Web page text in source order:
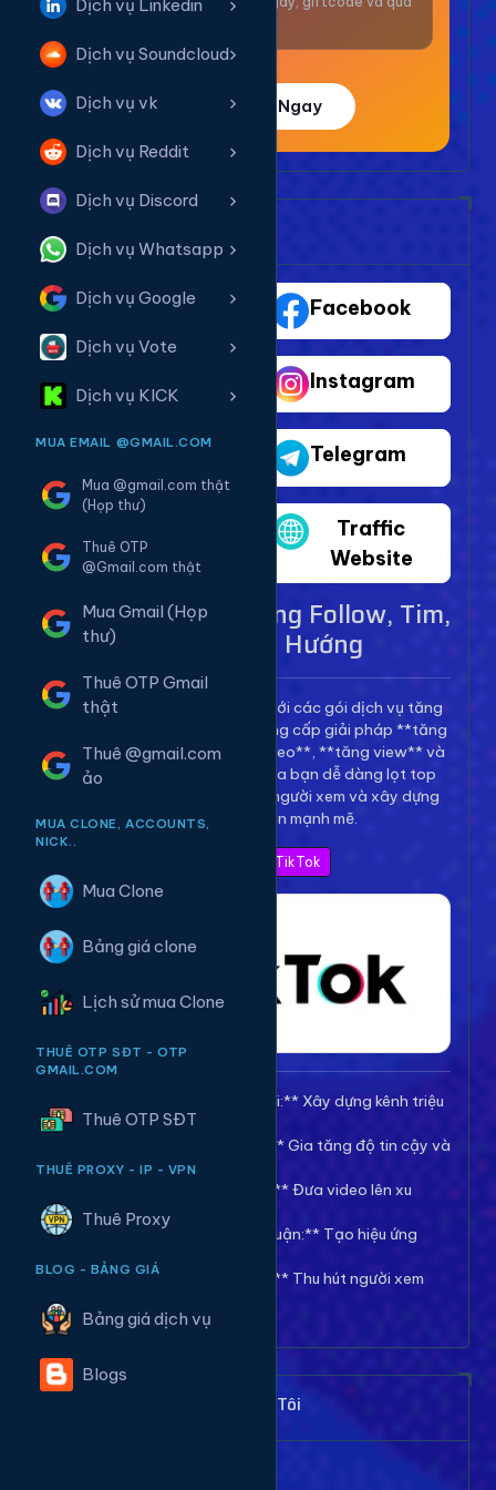
Dịch vụ Linkedin
Dịch vụ Soundcloud
Dịch vụ vk
Dịch vụ Reddit
Dịch vụ Discord
Dịch vụ Whatsapp
Dịch vụ Google
Dịch vụ Vote
Dịch vụ KICK
MUA EMAIL @GMAIL.COM
Mua @gmail.com thật
(Họp thư)
Thuê OTP
@Gmail.com thật
Mua Gmail (Họp
thư)
Thuê OTP Gmail
thật
Thuê @gmail.com
ảo
MUA CLONE, ACCOUNTS,
NICK..
Mua Clone
Bảng giá clone
Lịch sử mua Clone
THUÊ OTP SĐT - OTP
GMAIL.COM
Thuê OTP SĐT
THUÊ PROXY - IP - VPN
Thuê Proxy
BLOG - BẢNG GIÁ
Bảng giá dịch vụ
Blogs
Trải Nghiệm Ngay
TikTok Facebook
Instagram
Shopee Telegram
Traffic
Website
Dịch Vụ TikTok - Tăng Follow, Tim,
View Lên Xu Hướng
Bùng nổ kênh TikTok của bạn với các gói dịch vụ tăng
trưởng toàn diện. Chúng tôi cung cấp giải pháp **tăng
follow TikTok**, **tăng tim video**, **tăng view** và
**bình luận** để giúp video của bạn dễ dàng lọt top
thịnh hành, thu hút hàng triệu người xem và xây dựng
thương hiệu cá nhân mạnh mẽ.
Xem Bảng Giá TikTok
🚀 **Tăng Follow/Theo dõi:** Xây dựng kênh triệu
follow uy tín.
❤️ **Tăng Tim/Like Video:** Gia tăng độ tin cậy và
viral cho video.
👀 **Tăng View/Lượt xem:** Đưa video lên xu
hướng nhanh chóng.
💬 **Tăng Comment/Bình luận:** Tạo hiệu ứng
thảo luận sôi nổi.
👁️ **Tăng Mắt Livestream:** Thu hút người xem
Khách Hàng Nói Gì Về Chúng Tôi